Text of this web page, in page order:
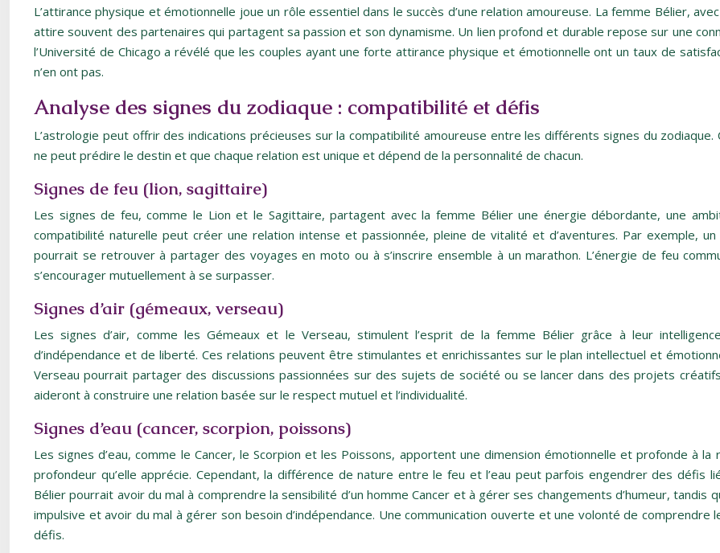
L’attirance physique et émotionnelle joue un rôle essentiel dans le succès d’une relation amoureuse. La femme Bélier,
attire souvent des partenaires qui partagent sa passion et son dynamisme. Un lien profond et durable repose sur une
l’Université de Chicago a révélé que les couples ayant une forte attirance physique et émotionnelle ont un taux de
n’en ont pas.
Analyse des signes du zodiaque : compatibilité et défis
L’astrologie peut offrir des indications précieuses sur la compatibilité amoureuse entre les différents signes du
ne peut prédire le destin et que chaque relation est unique et dépend de la personnalité de chacun.
Signes de feu (lion, sagittaire)
Les signes de feu, comme le Lion et le Sagittaire, partagent avec la femme Bélier une énergie débordante, une
compatibilité naturelle peut créer une relation intense et passionnée, pleine de vitalité et d’aventures. Par exemple,
pourrait se retrouver à partager des voyages en moto ou à s’inscrire ensemble à un marathon. L’énergie de feu
s’encourager mutuellement à se surpasser.
Signes d’air (gémeaux, verseau)
Les signes d’air, comme les Gémeaux et le Verseau, stimulent l’esprit de la femme Bélier grâce à leur
d’indépendance et de liberté. Ces relations peuvent être stimulantes et enrichissantes sur le plan intellectuel et
Verseau pourrait partager des discussions passionnées sur des sujets de société ou se lancer dans des projets
aideront à construire une relation basée sur le respect mutuel et l’individualité.
Signes d’eau (cancer, scorpion, poissons)
Les signes d’eau, comme le Cancer, le Scorpion et les Poissons, apportent une dimension émotionnelle et profonde à
profondeur qu’elle apprécie. Cependant, la différence de nature entre le feu et l’eau peut parfois engendrer des défis
Bélier pourrait avoir du mal à comprendre la sensibilité d’un homme Cancer et à gérer ses changements d’humeur,
impulsive et avoir du mal à gérer son besoin d’indépendance. Une communication ouverte et une volonté de
défis.